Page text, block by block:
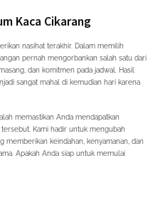
Kaca Cikarang
nasihat terakhir. Dalam memilih
jangan pernah mengorbankan salah satu dari
dan komitmen pada jadwal. Hasil
sangat mahal di kemudian hari karena
memastikan Anda mendapatkan
Kami hadir untuk mengubah
memberikan keindahan, kenyamanan, dan
Apakah Anda siap untuk memulai